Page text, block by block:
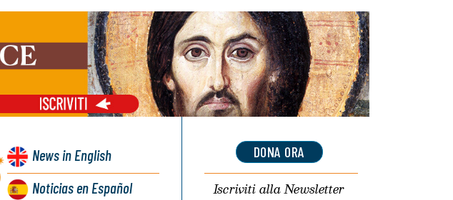
Newsin English
Noticiasen Español
DONA ORA
Iscriviti allaNewsletter